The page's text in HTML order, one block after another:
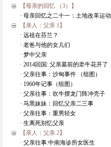
【母亲的回忆 （3）】
· 母亲回忆之二十一：土地改革运动
【亲人：父亲 1】
· 远祖在芬兰？
· 老爸与他的女儿们
· 梦中父亲
· 2014回国: 父亲墓前的牵牛花开了
· 父亲往事：沙甸事件 （组图）
· 1960年记事（组图）
· 父亲往事：吹牛摆龙门阵冲壳子
· 马黑妹妹：回忆父亲二三事
· 父亲往事：重男轻女
· 生离死别忆父亲
【亲人：父亲 2】
· 父亲往事:中南海诊所女医生